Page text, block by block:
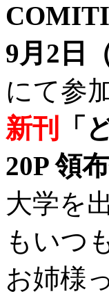
9月2日
にて参
新刊
「
20P 領
大学を
もいつ
お姉様